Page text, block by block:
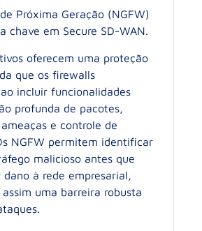
Próxima Geração (NGFW)
chave em Secure SD-WAN.
oferecem uma proteção
que os firewalls
incluir funcionalidades
profunda de pacotes,
e controle de
NGFW permitem identificar
malicioso antes que
dano à rede empresarial,
assim uma barreira robusta